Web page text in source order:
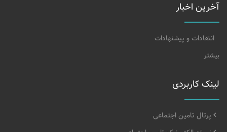
آخرین اخبار
انتقادات و پیشنهادات
بیشتر
لینک کاربردی
پرتال تامین اجتماعی